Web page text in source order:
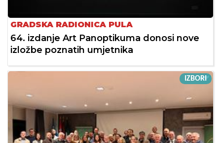
GRADSKA RADIONICA PULA
64. izdanje Art Panoptikuma donosi nove
izložbe poznatih umjetnika
IZBORI